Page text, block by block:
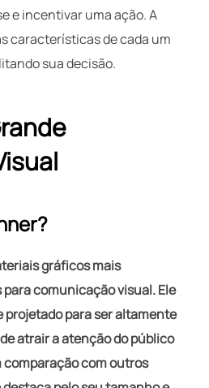
e incentivar uma ação. A
características de cada um
sua decisão.
gráficos mais
comunicação visual. Ele
projetado para ser altamente
atrair a atenção do público
comparação com outros